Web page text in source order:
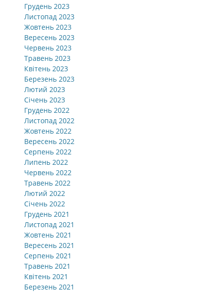
Грудень 2023
Листопад 2023
Жовтень 2023
Вересень 2023
Червень 2023
Травень 2023
Квітень 2023
Березень 2023
Лютий 2023
Січень 2023
Грудень 2022
Листопад 2022
Жовтень 2022
Вересень 2022
Серпень 2022
Липень 2022
Червень 2022
Травень 2022
Лютий 2022
Січень 2022
Грудень 2021
Листопад 2021
Жовтень 2021
Вересень 2021
Серпень 2021
Травень 2021
Квітень 2021
Березень 2021